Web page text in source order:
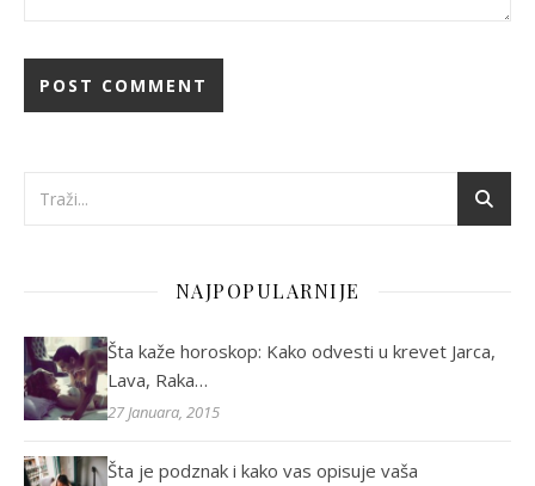
NAJPOPULARNIJE
Šta kaže horoskop: Kako odvesti u krevet Jarca,
Lava, Raka…
27 Januara, 2015
Šta je podznak i kako vas opisuje vaša